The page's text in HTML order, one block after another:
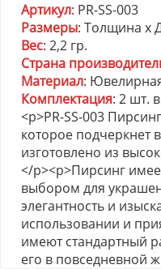
Артикул: PR-SS-003
Размеры: Толщина х
Вес: 2,2 гр.
Страна
Материал:
Комплектация: 2 шт.
<p>PR-SS-003
которое подчеркнет
изготовлено из
</p><p>Пирсинг
выбором для
элегантность и
использовании и
имеют стандартный
его в повседневной